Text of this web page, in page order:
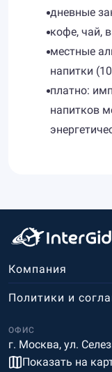
дневные
кофе, чай,
местные
напитки
платно:
напитков
Компания
ОФИС
г. Москва, ул.
Показать на
Политики и